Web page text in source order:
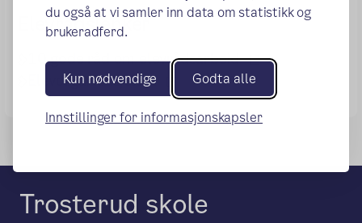
du også at vi samler inn data om statistikk og
brukeradferd.
Kun nødvendige Godta alle
Innstillinger for informasjonskapsler
Elevrådslenker
10 gode råd om elevrådsarbeid
(ekstern lenke)
Elevorganisasjonen
(ekstern lenke)
Trosterud skole